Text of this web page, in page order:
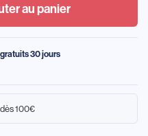
au panier
30 jours
100€